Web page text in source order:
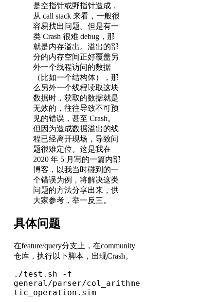
是空指针或野指针造成，
从 call stack 来看，一般很
容易找出问题。但是有一
类 Crash 很难 debug，那
就是内存溢出。溢出的部
分的内存空间正好覆盖另
外一个线程访问的数据
（比如一个结构体），那
么另外一个线程读取这块
数据时，获取的数据就是
无效的，往往导致不可预
见的错误，甚至 Crash。
但因为造成数据溢出的线
程已经离开现场，导致问
题很难定位。这是我在
2020 年 5 月写的一篇内部
博客，以我当时碰到的一
个错误为例，将解决这类
问题的方法分享出来，供
大家参考，举一反三。
具体问题
在feature/query分支上，在community
仓库，执行以下脚本，出现Crash。
./test.sh -f
general/parser/col_arithme
tic_operation.sim